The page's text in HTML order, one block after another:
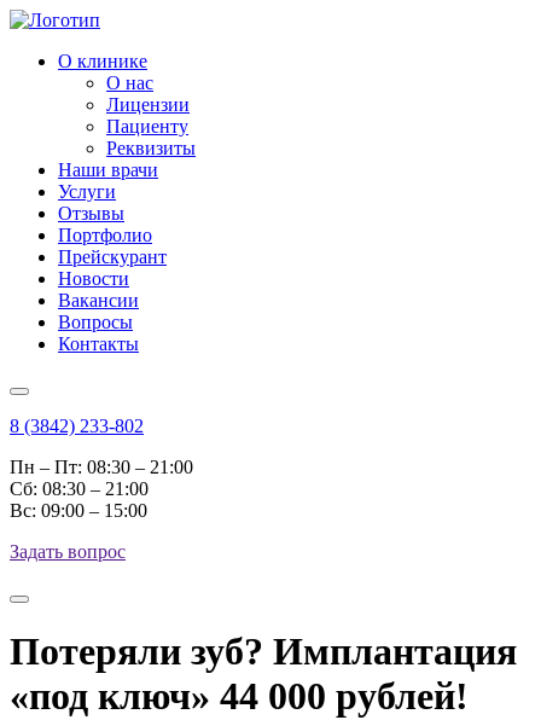
О клинике
О нас
Лицензии
Пациенту
Реквизиты
Наши врачи
Услуги
Отзывы
Портфолио
Прейскурант
Новости
Вакансии
Вопросы
Контакты
8 (3842) 233-802
Пн – Пт: 08:30 – 21:00
Cб: 08:30 – 21:00
Вс: 09:00 – 15:00
Задать вопрос
Потеряли зуб? Имплантация
«под ключ» 44 000 рублей!